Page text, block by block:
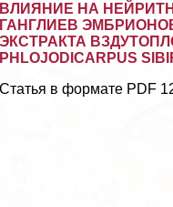
ВЛИЯНИЕ НА
ГАНГЛИЕВ
ЭКСТРАКТА
PHLOJODICARPUS
Статья в формате PDF